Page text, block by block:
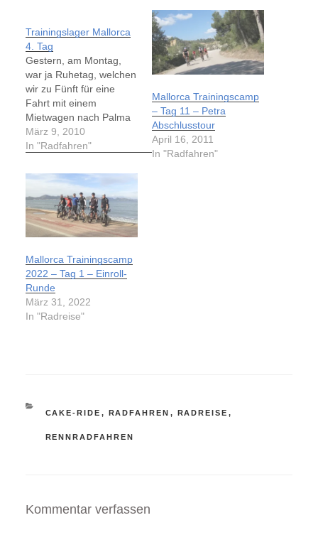
Trainingslager Mallorca
4. Tag
Gestern, am Montag,
war ja Ruhetag, welchen
wir zu Fünft für eine
Fahrt mit einem
Mietwagen nach Palma
de Mallorca und Anthrax
nutzten. Wir hatten
und wurden, obwohl es
recht kühl war, nicht
nass. Heute stand
wieder Rennradtraining
auf dem Programm. Die
uns,…
März 9, 2010
In "Radfahren"
Mallorca Trainingscamp
– Tag 11 – Petra
Abschlusstour
April 16, 2011
In "Radfahren"
Mallorca Trainingscamp
2022 – Tag 1 – Einroll-
Runde
März 31, 2022
In "Radreise"
KATEGORIEN
CAKE-RIDE , RADFAHREN , RADREISE ,
RENNRADFAHREN
Kommentar verfassen